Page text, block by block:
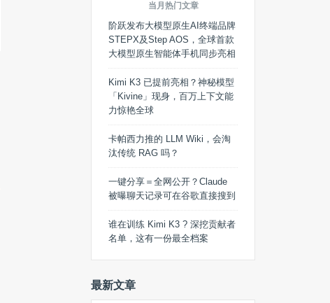
当月热门文章
阶跃发布大模型原生AI终端品牌
STEPX及Step AOS，全球首款
大模型原生智能体手机同步亮相
Kimi K3 已提前亮相？神秘模型
「Kivine」现身，百万上下文能
力惊艳全球
卡帕西力推的 LLM Wiki，会淘
汰传统 RAG 吗？
一键分享＝全网公开？Claude
被曝聊天记录可在谷歌直接搜到
谁在训练 Kimi K3 ? 深挖贡献者
名单，这有一份最全档案
最新文章